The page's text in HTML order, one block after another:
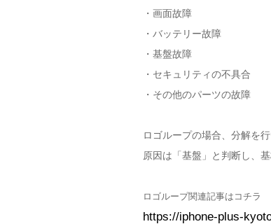
・画面故障
・バッテリー故障
・基盤故障
・セキュリティの不具合
・その他のパーツの故障
ロゴループの場合、分解を
原因は「基盤」と判断し、
ロゴループ関連記事はコチラ
https://iphone-plus-